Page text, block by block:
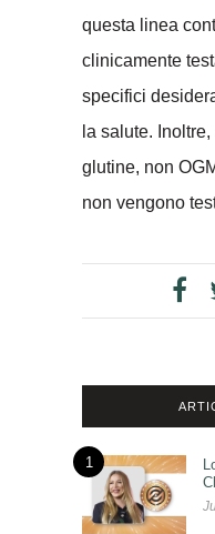
questa linea
clinicamente
specifici
la salute.
glutine, non
non vengono
1